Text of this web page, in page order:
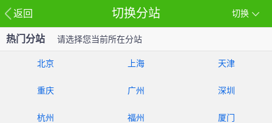
返回 切换
切换分站
热门分站 请选择您当前所在分站
北京 上海 天津
重庆 广州 深圳
杭州 福州 厦门